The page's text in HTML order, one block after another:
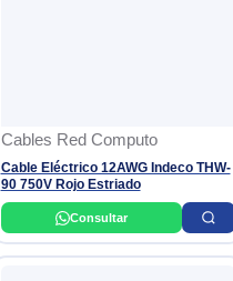
Cables Red Computo
Cable Eléctrico 12AWG Indeco THW-
90 750V Rojo Estriado
Consultar